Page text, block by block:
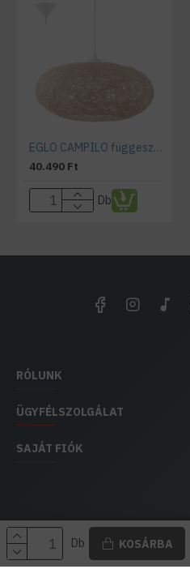
Db KOSÁRBA
EGLO CAMPILO függeszték bézs színű
40.490 Ft
Db
RÓLUNK
ÜGYFÉLSZOLGÁLAT
SAJÁT FIÓK
EH IMPEX / Copyright ©